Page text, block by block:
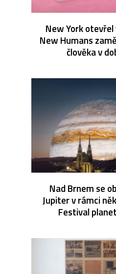
New York
New Humans
člověka v
Nad Brnem se
Jupiter v rámci
Festival